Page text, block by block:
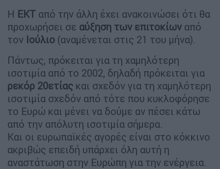
Η ΕΚΤ από την άλλη έχει ανακοινώσει ότι θα
προχωρήσει σε αύξηση των επιτοκίων από
τον Ιούλιο (αναμένεται στις 21 του μήνα).
Πάντως, πρόκειται για τη χαμηλότερη
ισοτιμία από το 2002, δηλαδή πρόκειται για
ρεκόρ 20ετίας και σχεδόν για τη χαμηλότερη
ισοτιμία σχεδόν από τότε που κυκλοφόρησε
το Ευρώ και μένει να δούμε αν πέσει κάτω
από την απόλυτη ισοτιμία σήμερα.
Και οι ευρωπαϊκές αγορές είναι στο κόκκινο
ακριβώς επειδή υπάρχει όλη αυτή η
αναστάτωση στην Ευρώπη για την ενέργεια.